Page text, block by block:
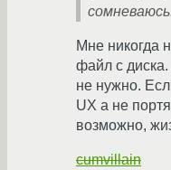
Мне никогда
файл с диска.
не нужно.
UX а не
возможно,
cumvillain